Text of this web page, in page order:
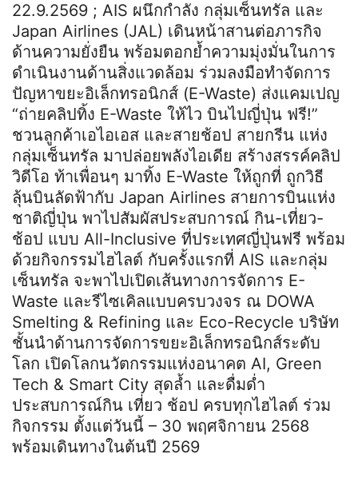
22.9.2569 ; AIS ผนึกกำลัง กลุ่มเซ็นทรัล และ
Japan Airlines (JAL) เดินหน้าสานต่อภารกิจ
ด้านความยั่งยืน พร้อมตอกย้ำความมุ่งมั่นในการ
ดำเนินงานด้านสิ่งแวดล้อม ร่วมลงมือทำจัดการ
ปัญหาขยะอิเล็กทรอนิกส์ (E-Waste) ส่งแคมเปญ
“ถ่ายคลิปทิ้ง E-Waste ให้ไว บินไปญี่ปุ่น ฟรี!”
ชวนลูกค้าเอไอเอส และสายช้อป สายกรีน แห่ง
กลุ่มเซ็นทรัล มาปล่อยพลังไอเดีย สร้างสรรค์คลิป
วิดีโอ ท้าเพื่อนๆ มาทิ้ง E-Waste ให้ถูกที่ ถูกวิธี
ลุ้นบินลัดฟ้ากับ Japan Airlines สายการบินแห่ง
ชาติญี่ปุ่น พาไปสัมผัสประสบการณ์ กิน-เที่ยว-
ช้อป แบบ All-Inclusive ที่ประเทศญี่ปุ่นฟรี พร้อม
ด้วยกิจกรรมไฮไลต์ กับครั้งแรกที่ AIS และกลุ่ม
เซ็นทรัล จะพาไปเปิดเส้นทางการจัดการ E-
Waste และรีไซเคิลแบบครบวงจร ณ DOWA
Smelting & Refining และ Eco-Recycle บริษัท
ชั้นนำด้านการจัดการขยะอิเล็กทรอนิกส์ระดับ
โลก เปิดโลกนวัตกรรมแห่งอนาคต AI, Green
Tech & Smart City สุดล้ำ และดื่มด่ำ
ประสบการณ์กิน เที่ยว ช้อป ครบทุกไฮไลต์ ร่วม
กิจกรรม ตั้งแต่วันนี้ – 30 พฤศจิกายน 2568
พร้อมเดินทางในต้นปี 2569